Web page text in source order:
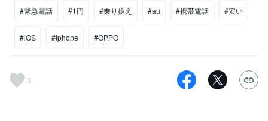
#緊急電話 #1円 #乗り換え #au #携帯電話 #安い
#iOS #iphone #OPPO
3